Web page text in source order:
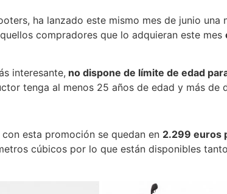
ha lanzado este mismo mes de junio
compradores que lo adquieran este mes
interesante, no dispone de límite de edad
tenga al menos 25 años de edad y más de
esta promoción se quedan en 2.299 euros
cúbicos por lo que están disponibles